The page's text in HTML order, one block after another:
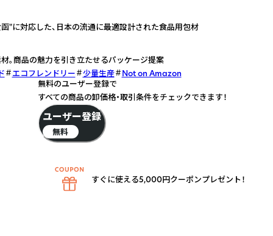
"に対応した、日本の流通に最適設計された食品用包材
。商品の魅力を引き立たせるパッケージ提案
エコフレンドリー 少量生産
Not on Amazon
無料のユーザー登録で
すべての商品の卸価格・取引条件をチェックできます！
ユーザー登録
無料
すぐに使える5,000円クーポンプレゼント！